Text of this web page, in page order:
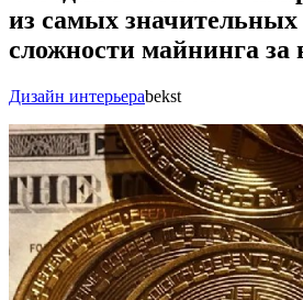
из самых
сложности майнинга за
Дизайн интерьераbekst